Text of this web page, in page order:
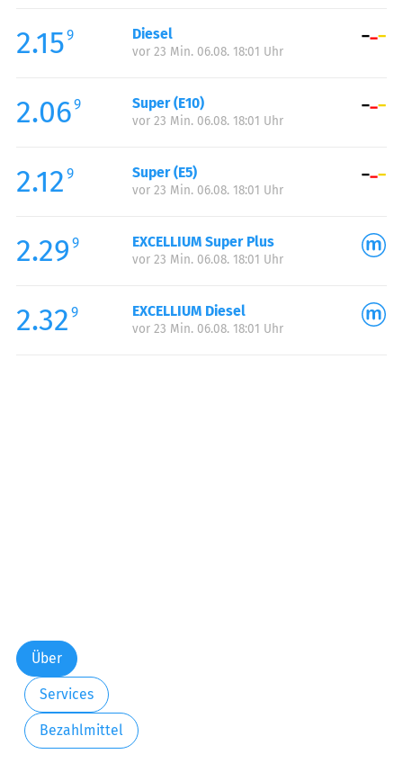
Mittwoch:
05:00-21:00
Donnerstag:
Samstag:
06:00-21:00
Sonntag:
2.159 Diesel
vor 23 Min. 06.08. 18:01 Uhr
2.069 Super (E10)
vor 23 Min. 06.08. 18:01 Uhr
2.12 9 Super (E5)
vor 23 Min. 06.08. 18:01 Uhr
2.29 9 EXCELLIUM Super Plus
vor 23 Min. 06.08. 18:01 Uhr
2.32 9 EXCELLIUM Diesel
vor 23 Min. 06.08. 18:01 Uhr
Über
Services
Bezahlmittel